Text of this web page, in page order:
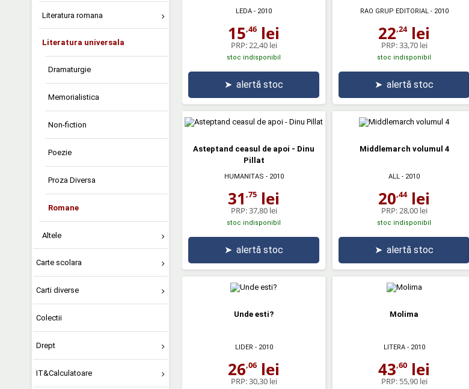
Literatura romana
Literatura universala
Dramaturgie
Memorialistica
Non-fiction
Poezie
Proza Diversa
Romane
Altele
Carte scolara
Carti diverse
Colectii
Drept
IT&Calculatoare
LEDA - 2010
15,46 lei
PRP: 22,40 lei
stoc indisponibil
➤ alertă stoc
RAO GRUP EDITORIAL - 2010
22,24lei
PRP:33,70 lei
stoc indisponibil
➤ alertă stoc
Asteptand ceasul de apoi - Dinu
Pillat
HUMANITAS - 2010
31 ,75 lei
PRP:37,80 lei
stoc indisponibil
➤ alertă stoc
Middlemarch volumul 4
ALL - 2010
20,44lei
PRP: 28,00 lei
stoc indisponibil
➤ alertă stoc
Unde esti?
LIDER- 2010
26,06 lei
PRP:30,30 lei
Molima
LITERA- 2010
43,60 lei
PRP: 55,90 lei